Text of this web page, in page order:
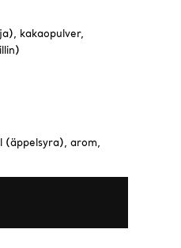
kakaopulver,
(äppelsyra), arom,